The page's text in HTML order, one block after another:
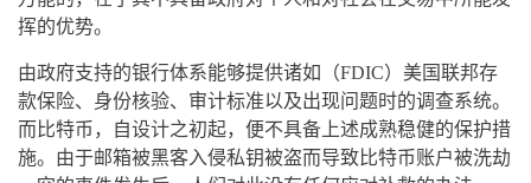
挥的优势。
由政府支持的银行体系能够提供诸如（FDIC）美国联邦存
款保险、身份核验、审计标准以及出现问题时的调查系统。
而比特币，自设计之初起，便不具备上述成熟稳健的保护措
施。由于邮箱被黑客入侵私钥被盗而导致比特币账户被洗劫